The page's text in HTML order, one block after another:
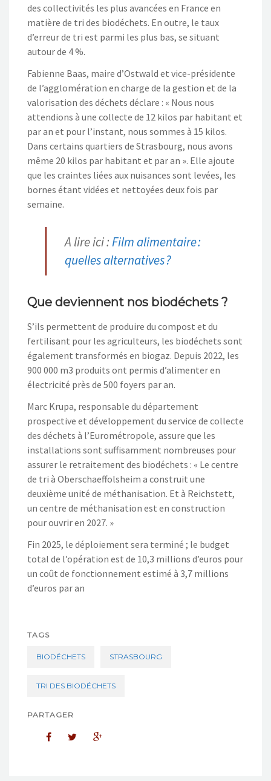
des collectivités les plus avancées en France en
matière de tri des biodéchets. En outre, le taux
d’erreur de tri est parmi les plus bas, se situant
autour de 4 %.
Fabienne Baas, maire d’Ostwald et vice-présidente
de l’agglomération en charge de la gestion et de la
valorisation des déchets déclare : « Nous nous
attendions à une collecte de 12 kilos par habitant et
par an et pour l’instant, nous sommes à 15 kilos.
Dans certains quartiers de Strasbourg, nous avons
même 20 kilos par habitant et par an ». Elle ajoute
que les craintes liées aux nuisances sont levées, les
bornes étant vidées et nettoyées deux fois par
semaine.
A lire ici :Film alimentaire :
quelles alternatives ?
Que deviennent nos biodéchets ?
S’ils permettent de produire du compost et du
fertilisant pour les agriculteurs, les biodéchets sont
également transformés en biogaz. Depuis 2022, les
900 000 m3 produits ont permis d’alimenter en
électricité près de 500 foyers par an.
Marc Krupa, responsable du département
prospective et développement du service de collecte
des déchets à l’Eurométropole, assure que les
installations sont suffisamment nombreuses pour
assurer le retraitement des biodéchets : « Le centre
de tri à Oberschaeffolsheim a construit une
deuxième unité de méthanisation. Et à Reichstett,
un centre de méthanisation est en construction
pour ouvrir en 2027. »
Fin 2025, le déploiement sera terminé ; le budget
total de l’opération est de 10,3 millions d’euros pour
un coût de fonctionnement estimé à 3,7 millions
d’euros par an
TAGS
BIODÉCHETS STRASBOURG
TRI DES BIODÉCHETS
PARTAGER